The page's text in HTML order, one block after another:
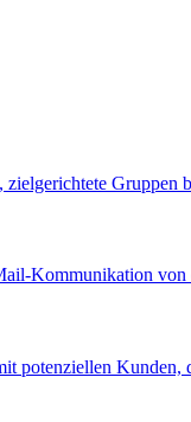
Gruppen
Kommunikation
potenziellen